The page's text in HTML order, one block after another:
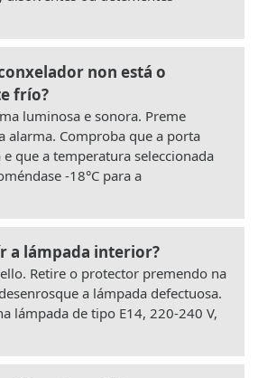
non está o
frío?
luminosa e sonora. Preme
alarma. Comproba que a porta
e que a temperatura seleccionada
-18°C para a
a lámpada interior?
Retire o protector premendo na
a lámpada defectuosa.
lámpada de tipo E14, 220-240 V,